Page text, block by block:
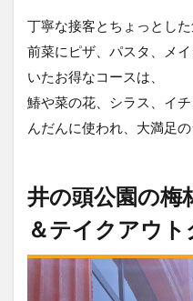
丁寧な接客とちょっとした
前菜にピザ、パスタ、メ
いたお得なコースは、
鰆や菜の花、シラス、イ
んだんに使われ、大満足の
井の頭公園の
＆テイクアウ